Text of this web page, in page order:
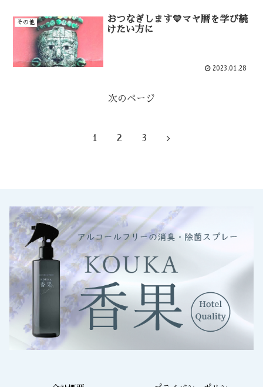
その他
おつなぎします💛マヤ暦を学び続
けたい方に
2023.01.28
次のページ
1 2 3